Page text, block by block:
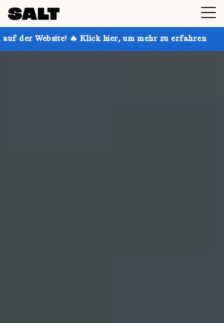
Klick hier, um mehr zu erfahren Hol dir bis zu 30